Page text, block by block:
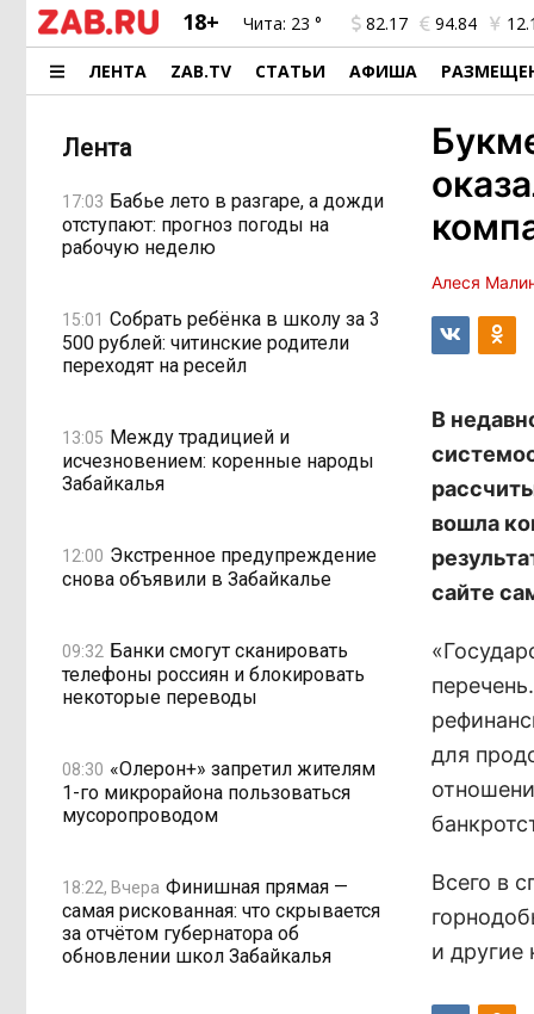
18+ Чита: 23 ° 82.17 94.84
ЛЕНТА ZAB.TV СТАТЬИ АФИША
Лента
17:03 Бабье лето в разгаре, а дожди
отступают: прогноз погоды на
рабочую неделю
15:01 Собрать ребёнка в школу за 3
500 рублей: читинские родители
переходят на ресейл
13:05 Между традицией и
исчезновением: коренные народы
Забайкалья
12:00 Экстренное предупреждение
снова объявили в Забайкалье
09:32 Банки смогут сканировать
телефоны россиян и блокировать
некоторые переводы
08:30 «Олерон+» запретил жителям
1-го микрорайона пользоваться
мусоропроводом
18:22, Вчера Финишная прямая —
самая рискованная: что скрывается
за отчётом губернатора об
обновлении школ Забайкалья
Алеся
В
вошла
сайте
для
Всего в
и другие